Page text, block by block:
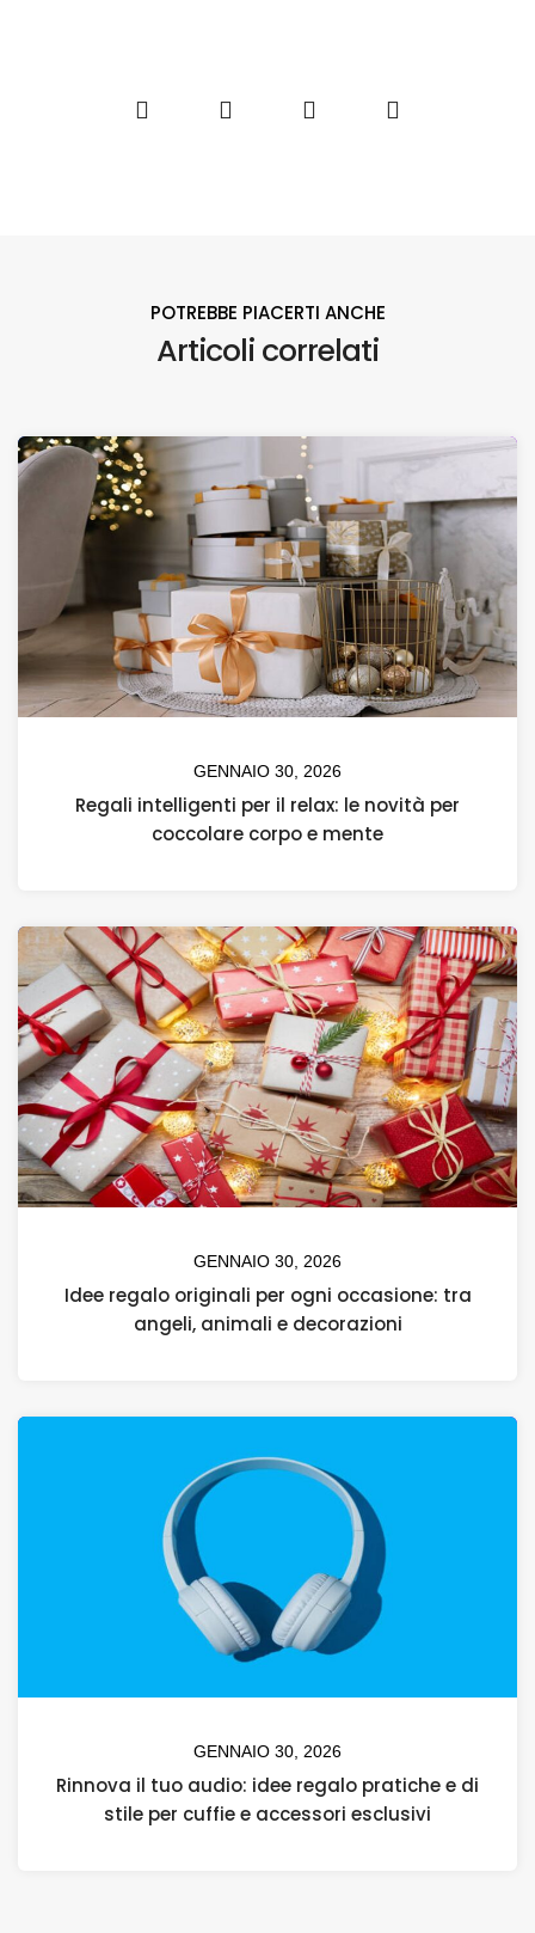
POTREBBE PIACERTI ANCHE
Articoli correlati
GENNAIO 30, 2026
Regali intelligenti per il relax: le novità per
coccolare corpo e mente
GENNAIO 30, 2026
Idee regalo originali per ogni occasione: tra
angeli, animali e decorazioni
GENNAIO 30, 2026
Rinnova il tuo audio: idee regalo pratiche e di
stile per cuffie e accessori esclusivi